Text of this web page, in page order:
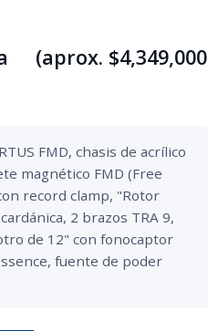
(aprox. $4,349,000
FMD, chasis de acrílico
magnético FMD (Free
record clamp, "Rotor
2 brazos TRA 9,
de 12" con fonocaptor
fuente de poder